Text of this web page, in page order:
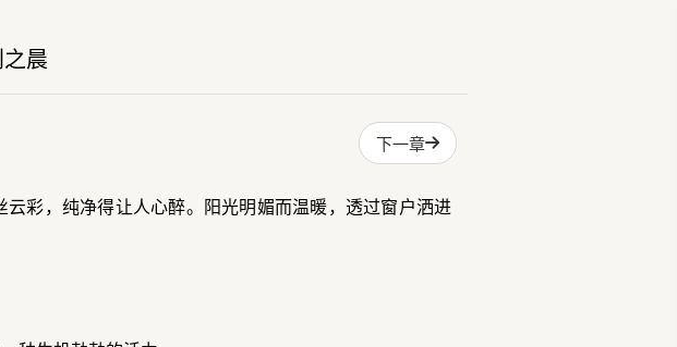
晨
下一章
彩，纯净得让人心醉。阳光明媚而温暖，透过窗户洒进